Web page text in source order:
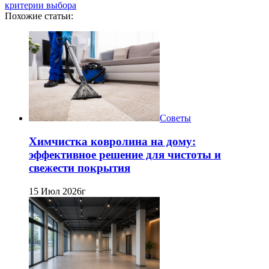
критерии выбора
Похожие статьи:
Советы
Химчистка ковролина на дому:
эффективное решение для чистоты и
свежести покрытия
15 Июл 2026г